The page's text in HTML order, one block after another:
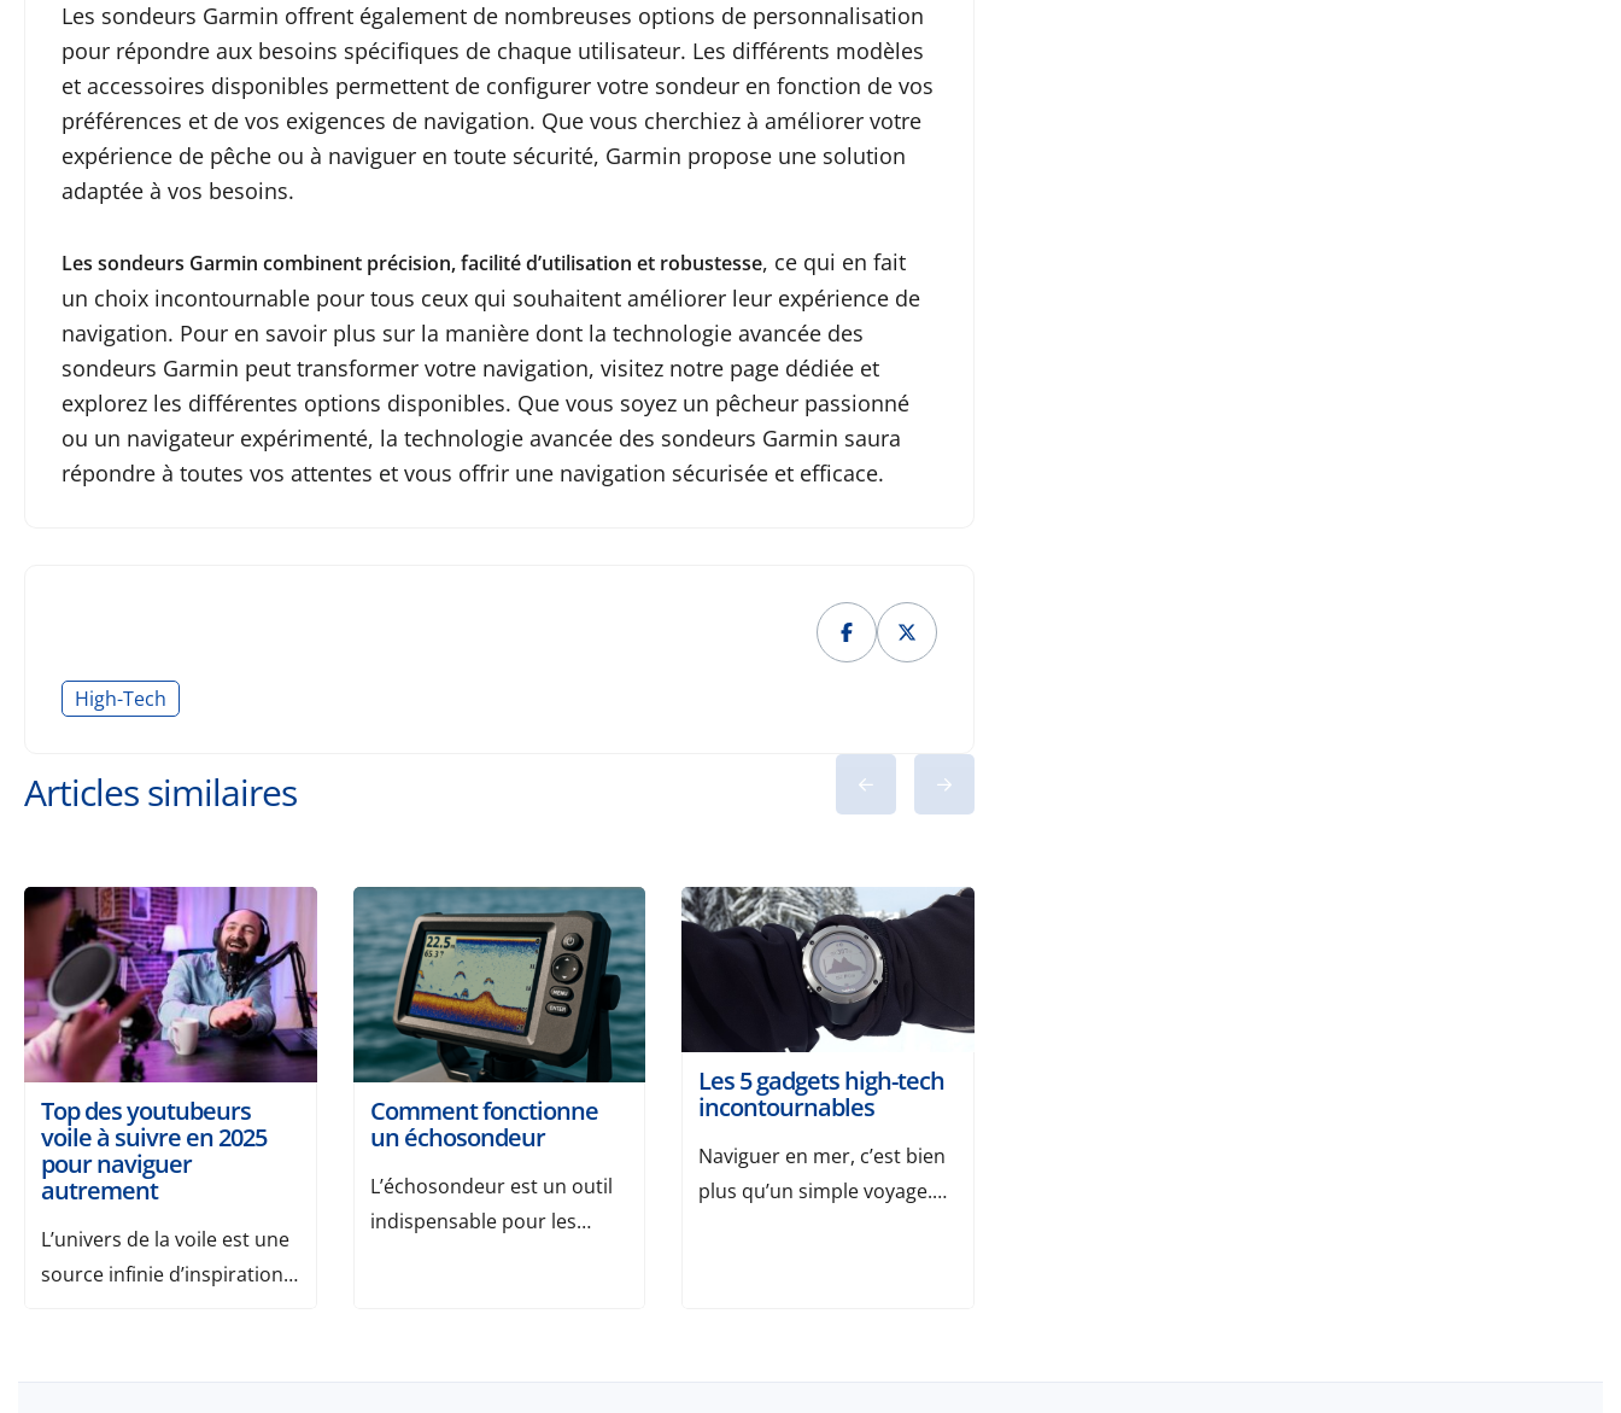
Les sondeurs Garmin offrent également de nombreuses options de personnalisation
pour répondre aux besoins spécifiques de chaque utilisateur. Les différents modèles
et accessoires disponibles permettent de configurer votre sondeur en fonction de vos
préférences et de vos exigences de navigation. Que vous cherchiez à améliorer votre
expérience de pêche ou à naviguer en toute sécurité, Garmin propose une solution
adaptée à vos besoins.
Les sondeurs Garmin combinent précision, facilité d’utilisation et robustesse, ce qui en fait
un choix incontournable pour tous ceux qui souhaitent améliorer leur expérience de
navigation. Pour en savoir plus sur la manière dont la technologie avancée des
sondeurs Garmin peut transformer votre navigation, visitez notre page dédiée et
explorez les différentes options disponibles. Que vous soyez un pêcheur passionné
ou un navigateur expérimenté, la technologie avancée des sondeurs Garmin saura
répondre à toutes vos attentes et vous offrir une navigation sécurisée et efficace.
High-Tech
Articles similaires
Top des youtubeurs
voile à suivre en 2025
pour naviguer
autrement
L’univers de la voile est une
source infinie d’inspiration.
sur YouTube, entre conseils
Comment fonctionne
un échosondeur
L’échosondeur est un outil
indispensable pour les
Les 5 gadgets high-tech
incontournables
Naviguer en mer, c’est bien
plus qu’un simple voyage.